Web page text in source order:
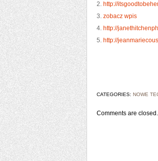
2. http://
3. zobacz wpis
4. http://
5. http://
CATEGORIES: NOWE
Comments are closed.